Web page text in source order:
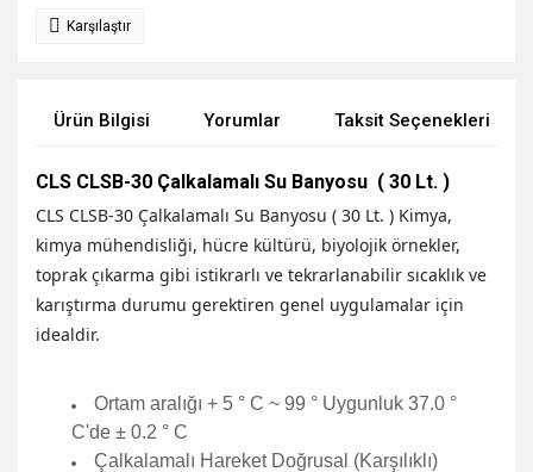
Karşılaştır
Ürün Bilgisi Yorumlar Taksit Seçenekleri
CLS CLSB-30 Çalkalamalı Su Banyosu ( 30 Lt. )
CLS CLSB-30 Çalkalamalı Su Banyosu ( 30 Lt. ) Kimya,
kimya mühendisliği, hücre kültürü, biyolojik örnekler,
toprak çıkarma gibi istikrarlı ve tekrarlanabilir sıcaklık ve
karıştırma durumu gerektiren genel uygulamalar için
idealdir.
Ortam aralığı + 5 ° C ~ 99 ° Uygunluk 37.0 °
C'de ± 0.2 ° C
Çalkalamalı Hareket Doğrusal (Karşılıklı)